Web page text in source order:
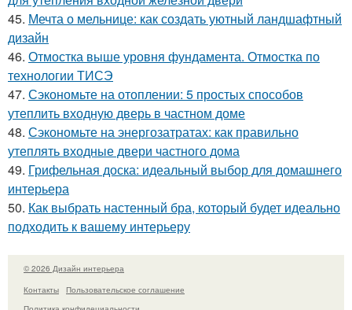
45. Мечта о мельнице: как создать уютный ландшафтный
дизайн
46. Отмостка выше уровня фундамента. Отмостка по
технологии ТИСЭ
47. Сэкономьте на отоплении: 5 простых способов
утеплить входную дверь в частном доме
48. Сэкономьте на энергозатратах: как правильно
утеплять входные двери частного дома
49. Грифельная доска: идеальный выбор для домашнего
интерьера
50. Как выбрать настенный бра, который будет идеально
подходить к вашему интерьеру
© 2026 Дизайн интерьера
Контакты
Пользовательское соглашение